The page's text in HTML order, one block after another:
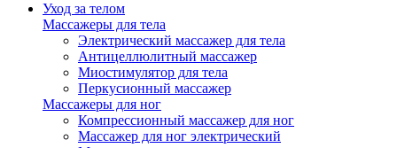
Уход за телом
Массажеры для тела
Электрический массажер для тела
Антицеллюлитный массажер
Миостимулятор для тела
Перкусионный массажер
Массажеры для ног
Компрессионный массажер для ног
Массажер для ног электрический